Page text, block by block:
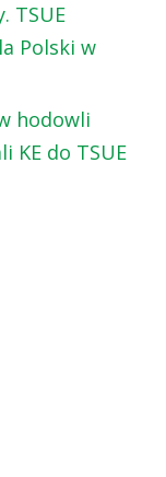
TSUE
Polski w
hodowli
KE do TSUE